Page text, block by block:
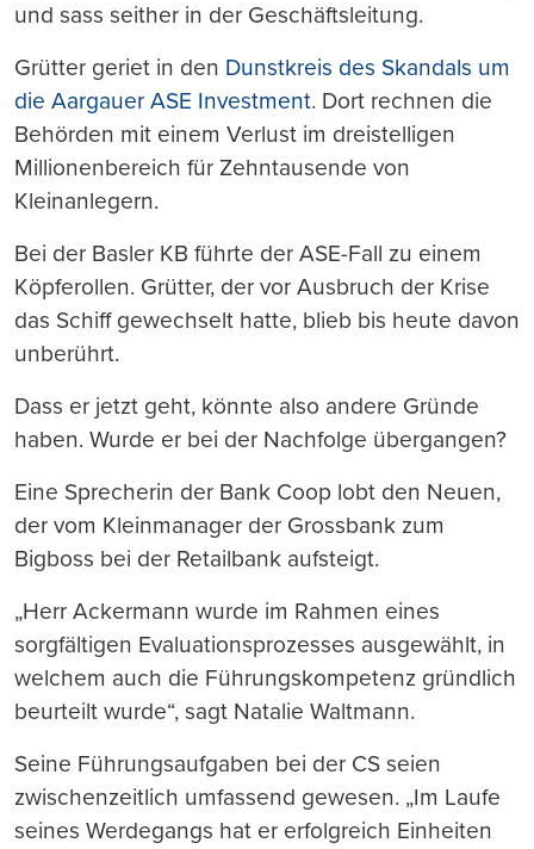
und sass seither in der Geschäftsleitung.
Grütter geriet in den Dunstkreis des Skandals um
die Aargauer ASE Investment. Dort rechnen die
Behörden mit einem Verlust im dreistelligen
Millionenbereich für Zehntausende von
Kleinanlegern.
Bei der Basler KB führte der ASE-Fall zu einem
Köpferollen. Grütter, der vor Ausbruch der Krise
das Schiff gewechselt hatte, blieb bis heute davon
unberührt.
Dass er jetzt geht, könnte also andere Gründe
haben. Wurde er bei der Nachfolge übergangen?
Eine Sprecherin der Bank Coop lobt den Neuen,
der vom Kleinmanager der Grossbank zum
Bigboss bei der Retailbank aufsteigt.
„Herr Ackermann wurde im Rahmen eines
sorgfältigen Evaluationsprozesses ausgewählt, in
welchem auch die Führungskompetenz gründlich
beurteilt wurde“, sagt Natalie Waltmann.
Seine Führungsaufgaben bei der CS seien
zwischenzeitlich umfassend gewesen. „Im Laufe
seines Werdegangs hat er erfolgreich Einheiten